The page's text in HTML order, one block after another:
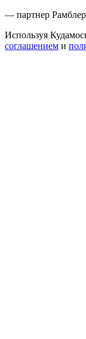
— партнер
Используя
соглашением и